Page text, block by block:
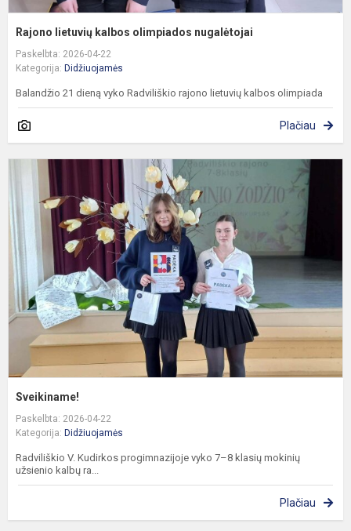
Rajono lietuvių kalbos olimpiados nugalėtojai
Paskelbta: 2026-04-22
Kategorija: Didžiuojamės
Balandžio 21 dieną vyko Radviliškio rajono lietuvių kalbos olimpiada
Plačiau
Sveikiname!
Paskelbta: 2026-04-22
Kategorija: Didžiuojamės
Radviliškio V. Kudirkos progimnazijoje vyko 7–8 klasių mokinių
užsienio kalbų ra...
Plačiau